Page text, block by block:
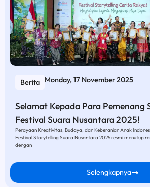
Berita Monday, 17 November 2025
Selamat Kepada Para Pemenang
Festival Suara Nusantara 2025!
Perayaan Kreativitas, Budaya, dan Keberanian Anak
Festival Storytelling Suara Nusantara 2025 resmi menutup
dengan
Selengkapnya